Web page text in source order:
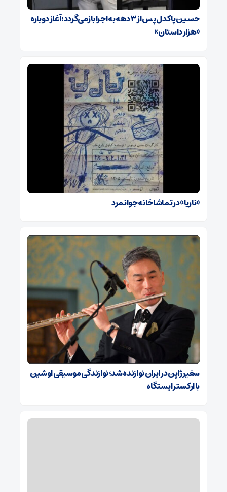
حسین پاکدل پس از ۳ دهه به اجرا بازمی‌گردد؛ آغاز دوباره
«هزار داستان»
«ناریا» در تماشاخانه جوانمرد
سفیر ژاپن در ایران نوازنده شد؛ نوازندگی موسیقی اوشین
با ارکستر ایستگاه